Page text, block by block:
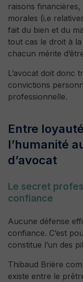
raisons financières,
morales (i.e
fait du bien et du
tout cas le droit à la
chacun mérite
L’avocat doit donc
convictions
professionnelle.
Entre
l’humanité
d’avocat
Le secret
confiance
Aucune défense
confiance. C’est
constitue l’un des
Thibaud Brière
existe entre le